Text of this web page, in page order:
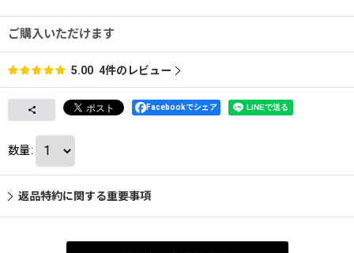
ご購入いただけます
5.00 4件のレビュー
Facebookでシェア
数量:
返品特約に関する重要事項